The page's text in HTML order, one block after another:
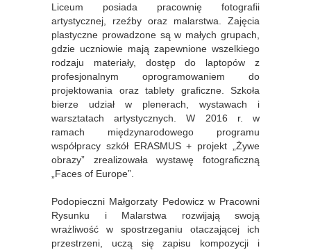
Liceum posiada pracownię fotografii
artystycznej, rzeźby oraz malarstwa. Zajęcia
plastyczne prowadzone są w małych grupach,
gdzie uczniowie mają zapewnione wszelkiego
rodzaju materiały, dostęp do laptopów z
profesjonalnym oprogramowaniem do
projektowania oraz tablety graficzne. Szkoła
bierze udział w plenerach, wystawach i
warsztatach artystycznych. W 2016 r. w
ramach międzynarodowego programu
współpracy szkół ERASMUS + projekt „Żywe
obrazy” zrealizowała wystawę fotograficzną
„Faces of Europe”.
Podopieczni Małgorzaty Pedowicz w Pracowni
Rysunku i Malarstwa rozwijają swoją
wrażliwość w spostrzeganiu otaczającej ich
przestrzeni, uczą się zapisu kompozycji i